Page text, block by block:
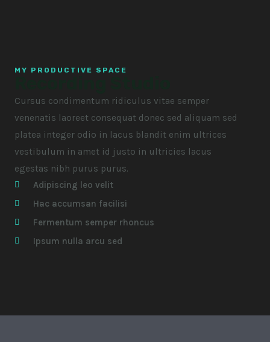
MY PRODUCTIVE SPACE
Cursus condimentum ridiculus vitae semper
venenatis laoreet consequat donec sed aliquam sed
platea integer odio in lacus blandit enim ultrices
vestibulum in amet id justo in ultricies lacus
egestas nibh purus purus.
Adipiscing leo velit
Hac accumsan facilisi
Fermentum semper rhoncus
Ipsum nulla arcu sed